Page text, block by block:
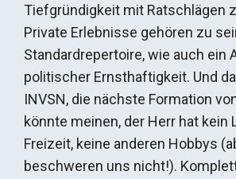
Tiefgründigkeit mit Ratschlägen
Private Erlebnisse gehören zu
Standardrepertoire, wie auch ein
politischer Ernsthaftigkeit. Und
INVSN, die nächste Formation
könnte meinen, der Herr hat kein
Freizeit, keine anderen Hobbys
beschweren uns nicht!).